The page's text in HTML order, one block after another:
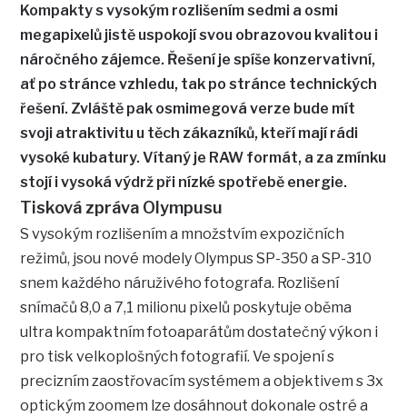
Kompakty s vysokým rozlišením sedmi a osmi
megapixelů jistě uspokojí svou obrazovou kvalitou i
náročného zájemce. Řešení je spíše konzervativní,
ať po stránce vzhledu, tak po stránce technických
řešení. Zvláště pak osmimegová verze bude mít
svoji atraktivitu u těch zákazníků, kteří mají rádi
vysoké kubatury. Vítaný je RAW formát, a za zmínku
stojí i vysoká výdrž při nízké spotřebě energie.
Tisková zpráva Olympusu
S vysokým rozlišením a množstvím expozičních
režimů, jsou nové modely Olympus SP-350 a SP-310
snem každého náruživého fotografa. Rozlišení
snímačů 8,0 a 7,1 milionu pixelů poskytuje oběma
ultra kompaktním fotoaparátům dostatečný výkon i
pro tisk velkoplošných fotografií. Ve spojení s
precizním zaostřovacím systémem a objektivem s 3x
optickým zoomem lze dosáhnout dokonale ostré a